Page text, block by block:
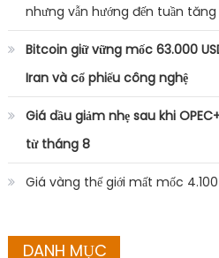
nhưng vẫn hướng đến tuần
Bitcoin giữ vững mốc 63.000
Iran và cổ phiếu công nghệ
Giá dầu giảm nhẹ sau khi
từ tháng 8
Giá vàng thế giới mất mốc
DANH MỤC